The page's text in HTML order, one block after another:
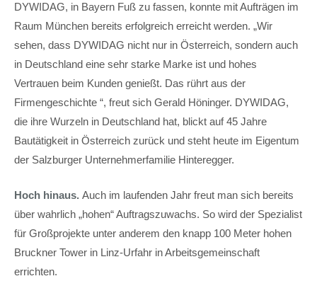
DYWIDAG, in Bayern Fuß zu fassen, konnte mit Aufträgen im
Raum München bereits erfolgreich erreicht werden. „Wir
sehen, dass DYWIDAG nicht nur in Österreich, sondern auch
in Deutschland eine sehr starke Marke ist und hohes
Vertrauen beim Kunden genießt. Das rührt aus der
Firmengeschichte “, freut sich Gerald Höninger. DYWIDAG,
die ihre Wurzeln in Deutschland hat, blickt auf 45 Jahre
Bautätigkeit in Österreich zurück und steht heute im Eigentum
der Salzburger Unternehmerfamilie Hinteregger.
Hoch hinaus.Auch im laufenden Jahr freut man sich bereits
über wahrlich „hohen“ Auftragszuwachs. So wird der Spezialist
für Großprojekte unter anderem den knapp 100 Meter hohen
Bruckner Tower in Linz-Urfahr in Arbeitsgemeinschaft
errichten.